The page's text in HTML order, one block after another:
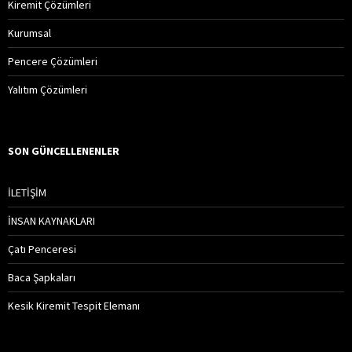
Kiremit Çözümleri
Kurumsal
Pencere Çözümleri
Yalıtım Çözümleri
SON GÜNCELLENENLER
İLETİŞİM
İNSAN KAYNAKLARI
Çatı Penceresi
Baca Şapkaları
Kesik Kiremit Tespit Elemanı